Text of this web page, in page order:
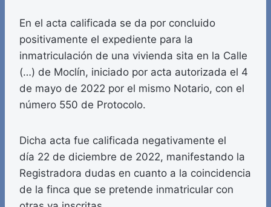
En el acta calificada se da por concluido
positivamente el expediente para la
inmatriculación de una vivienda sita en la Calle
(…) de Moclín, iniciado por acta autorizada el 4
de mayo de 2022 por el mismo Notario, con el
número 550 de Protocolo.
Dicha acta fue calificada negativamente el
día 22 de diciembre de 2022, manifestando la
Registradora dudas en cuanto a la coincidencia
de la finca que se pretende inmatricular con